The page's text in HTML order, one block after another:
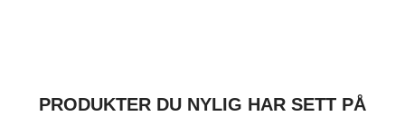
PRODUKTER DU NYLIG HAR SETT PÅ